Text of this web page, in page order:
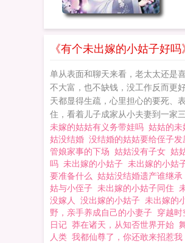
《有个未出嫁的小姑子好
单从表面和聊天来看，老太太还是
不大富，也不缺钱，没工作反而更
天都显得生疏，心里担心的要死、
住，看着儿子成家从小夫妻到一家
未嫁的姑姑有义务带娃吗 姑姑的未
姑没结婚 没结婚的姑姑要给侄子
管娘家事的下场 姑姑没有子女 姑
吗 未出嫁的小姑子 未出嫁的小姑
要准备什么 姑姑没结婚遗产谁继承
姑与小侄子 未出嫁的小姑子同住
没嫁人 没出嫁的小姑子 未出嫁的
野，亲手养成自己的小妻子 穿越
日记 莽在诸天，从知否世界开始
人类 我都仙尊了，你还敢来招惹我